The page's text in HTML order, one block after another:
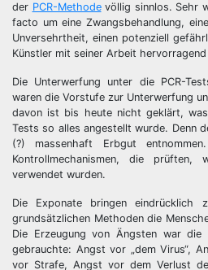
der PCR-Methodevöllig sinnlos. Sehr
facto um eine Zwangsbehandlung,
Unversehrtheit, einen potenziell
Künstler mit seiner Arbeit
Die Unterwerfung unter die PCR-
waren die Vorstufe zur Unterwerfung
davon ist bis heute nicht geklärt,
Tests so alles angestellt wurde. Denn
(?) massenhaft Erbgut
Kontrollmechanismen, die prüften,
verwendet wurden.
Die Exponate bringen eindrücklich
grundsätzlichen Methoden die
Die Erzeugung von Ängsten war
gebrauchte: Angst vor „dem Virus“,
vor Strafe, Angst vor dem Verlust